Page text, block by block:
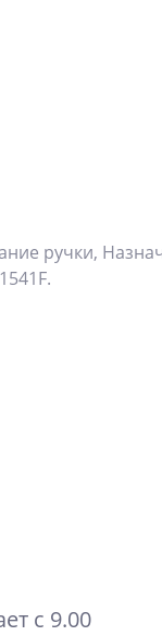
ручки,
с 9.00